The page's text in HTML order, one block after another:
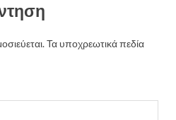
Τα υποχρεωτικά πεδία